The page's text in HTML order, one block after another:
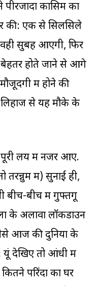
कासिम का
की: एक से सिलसिले
सुबह आएगी, फिर
बेहतर होते जाने से आगे
में होने की
से यह मौके के
पूरी लय में नजर आए.
में) सुनाईं ही,
बीच-बीच में गुफ्तगू
के अलावा लॉकडाउन
आज की दुनिया के
यूं देखिए तो आंधी में
परिंदों का घर